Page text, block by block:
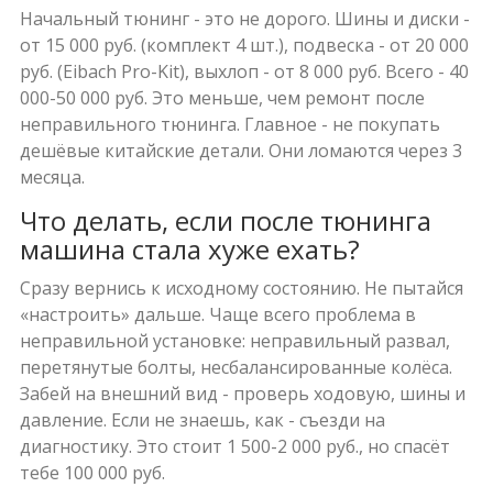
Начальный тюнинг - это не дорого. Шины и диски -
от 15 000 руб. (комплект 4 шт.), подвеска - от 20 000
руб. (Eibach Pro-Kit), выхлоп - от 8 000 руб. Всего - 40
000-50 000 руб. Это меньше, чем ремонт после
неправильного тюнинга. Главное - не покупать
дешёвые китайские детали. Они ломаются через 3
месяца.
Что делать, если после тюнинга
машина стала хуже ехать?
Сразу вернись к исходному состоянию. Не пытайся
«настроить» дальше. Чаще всего проблема в
неправильной установке: неправильный развал,
перетянутые болты, несбалансированные колёса.
Забей на внешний вид - проверь ходовую, шины и
давление. Если не знаешь, как - съезди на
диагностику. Это стоит 1 500-2 000 руб., но спасёт
тебе 100 000 руб.